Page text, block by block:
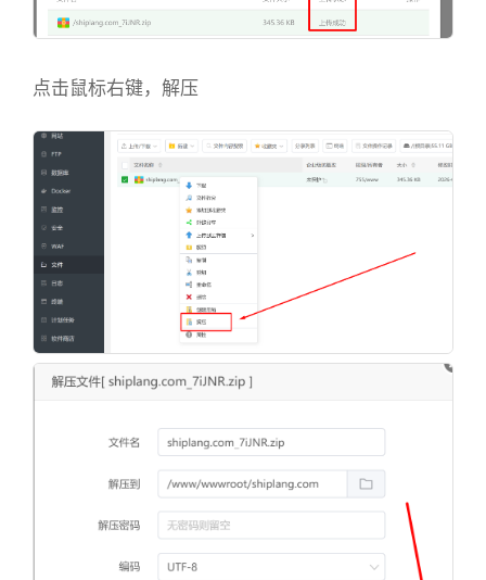
点击鼠标右键，解压